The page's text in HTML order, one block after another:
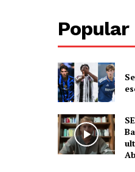
Popular